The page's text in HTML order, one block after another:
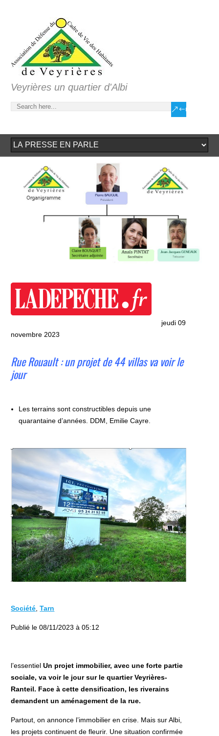
Veyrières un quartier d'Albi
jeudi 09
novembre 2023
Rue Rouault : un projet de 44 villas va voir le
jour
Les terrains sont constructibles depuis une
quarantaine d’années. DDM, Emilie Cayre.
Société ,Tarn
Publié le 08/11/2023 à 05:12
l’essentielUn projet immobilier, avec une forte partie
sociale, va voir le jour sur le quartier Veyrières-
Ranteil. Face à cette densification, les riverains
demandent un aménagement de la rue.
Partout, on annonce l’immobilier en crise. Mais sur Albi,
les projets continuent de fleurir. Une situation confirmée